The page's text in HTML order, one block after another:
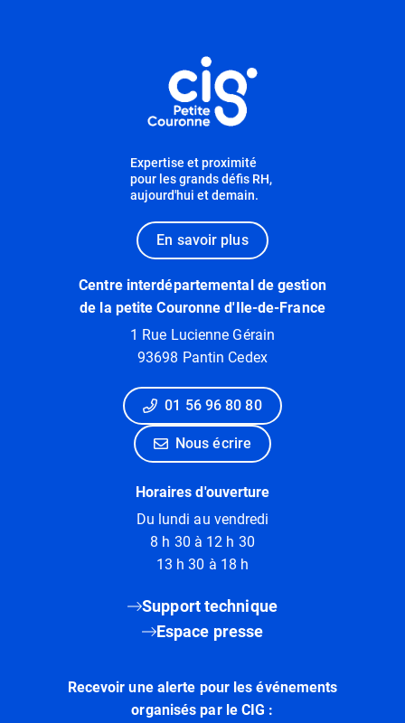
Expertise et proximité
pour les grands défis RH,
aujourd'hui et demain.
En savoir plus
Centre interdépartemental de gestion
de la petite Couronne d'Ile-de-France
1 Rue Lucienne Gérain
93698 Pantin Cedex
01 56 96 80 80
Nous écrire
Horaires d'ouverture
Du lundi au vendredi
8 h 30 à 12 h 30
13 h 30 à 18 h
Support technique
Espace presse
Recevoir une alerte pour les événements
organisés par le CIG :